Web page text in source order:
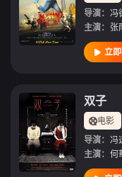
导演： 冯
主演： 张
立
双子
电影
导演： 冯
主演： 何